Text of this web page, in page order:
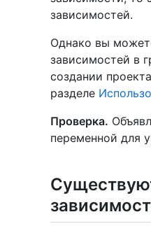
зависимостей.
Однако вы
зависимостей в
создании
разделе
Проверка.
переменной для